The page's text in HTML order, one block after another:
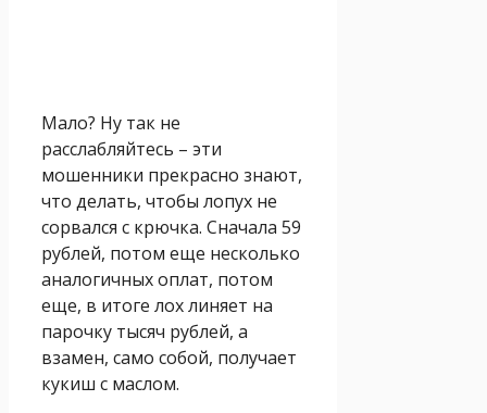
Мало? Ну так не
расслабляйтесь – эти
мошенники прекрасно знают,
что делать, чтобы лопух не
сорвался с крючка. Сначала 59
рублей, потом еще несколько
аналогичных оплат, потом
еще, в итоге лох линяет на
парочку тысяч рублей, а
взамен, само собой, получает
кукиш с маслом.